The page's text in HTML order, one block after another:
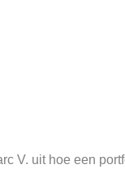
V. uit hoe een